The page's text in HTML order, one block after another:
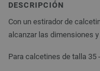
DESCRIPCIÓN
Con un estirador de
alcanzar las dimensiones
Para calcetines de talla 35